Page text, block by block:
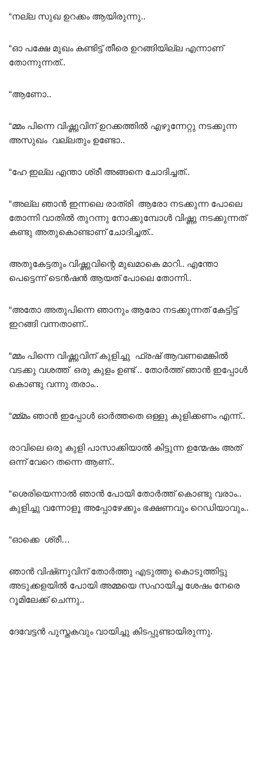
“നല്ല സുഖ ഉറക്കം ആയിരുന്നു..
“ഓ പക്ഷേ മുഖം കണ്ടിട്ട് തീരെ ഉറങ്ങിയില്ല എന്നാണ്
തോന്നുന്നത്..
“ആണോ..
“മ്മം പിന്നെ വിഷ്ണുവിന് ഉറക്കത്തിൽ എഴുന്നേറ്റു നടക്കുന്ന
അസുഖം വല്ലതും ഉണ്ടോ..
“ഹേ ഇല്ല എന്താ ശ്രീ അങ്ങനെ ചോദിച്ചത്..
“അല്ല ഞാൻ ഇന്നലെ രാത്രി ആരോ നടക്കുന്ന പോലെ
തോന്നി വാതിൽ തുറന്നു നോക്കുമ്പോൾ വിഷ്ണു നടക്കുന്നത്
കണ്ടു അതുകൊണ്ടാണ് ചോദിച്ചത്..
അതുകേട്ടതും വിഷ്ണുവിന്റെ മുഖമാകെ മാറി.. എന്തോ
പെട്ടെന്ന് ടെൻഷൻ ആയത് പോലെ തോന്നി..
“അതോ അതുപിന്നെ ഞാനും ആരോ നടക്കുന്നത് കേട്ടിട്ട്
ഇറങ്ങി വന്നതാണ്..
“മ്മം പിന്നെ വിഷ്ണുവിന് കുളിച്ചു ഫ്രഷ് ആവണമെങ്കിൽ
വടക്കു വശത്ത് ഒരു കുളം ഉണ്ട് .. തോർത്ത്‌ ഞാൻ ഇപ്പോൾ
കൊണ്ടു വന്നു തരാം..
“മ്മ്മം ഞാൻ ഇപ്പോൾ ഓർത്തതെ ഒള്ളു കുളിക്കണം എന്ന്..
രാവിലെ ഒരു കുളി പാസാക്കിയാൽ കിട്ടുന്ന ഉന്മേഷം അത്
ഒന്ന് വേറെ തന്നെ ആണ്..
“ശെരിയെന്നാൽ ഞാൻ പോയി തോർത്ത്‌ കൊണ്ടു വരാം..
കുളിച്ചു വന്നോളൂ അപ്പോഴേക്കും ഭക്ഷണവും റെഡിയാവും..
“ഓക്കെ ശ്രീ…
ഞാൻ വിഷ്‌ണുവിന് തോർത്തു എടുത്തു കൊടുത്തിട്ടു
അടുക്കളയിൽ പോയി അമ്മയെ സഹായിച്ച ശേഷം നേരെ
റൂമിലേക്ക് ചെന്നു..
ദേവേട്ടൻ പുസ്തകവും വായിച്ചു കിടപ്പുണ്ടായിരുന്നു.